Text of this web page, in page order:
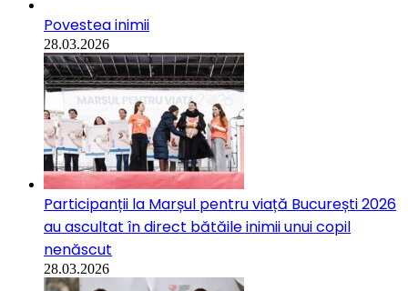
Povestea inimii
28.03.2026
Participanții la Marșul pentru viață București 2026
au ascultat în direct bătăile inimii unui copil
nenăscut
28.03.2026